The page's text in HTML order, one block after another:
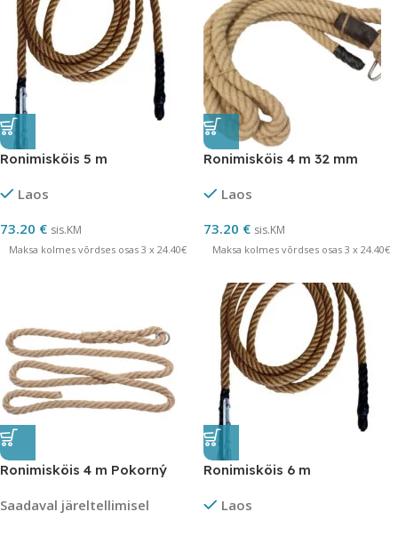
Ronimisköis 5 m
Laos
73.20 € sis.KM
Maksa kolmes võrdses osas 3 x 24.40€
Ronimisköis 4 m 32 mm
Laos
73.20 € sis.KM
Maksa kolmes võrdses osas 3 x 24.40€
Ronimisköis 4 m Pokorný
Saadaval järeltellimisel
Ronimisköis 6 m
Laos